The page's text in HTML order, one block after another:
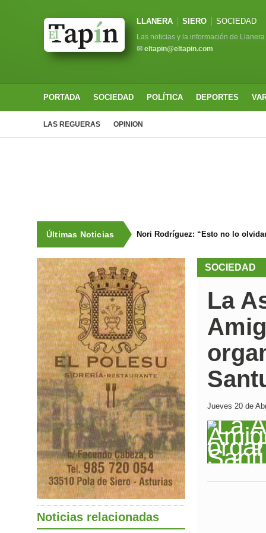
LLANERA SIERO SOCIEDAD
Las noticias y la información de
✉ eltapin@eltapin.com
PORTADA SOCIEDAD POLÍTICA DEPORTES
LAS REGUERAS OPINION
Últimas Noticias Nori Rodríguez: “Esto no lo
SOCIEDAD
La
Jueves 20 de
Noticias relacionadas